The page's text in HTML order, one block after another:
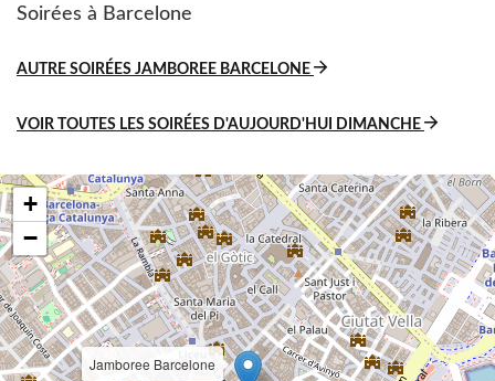
Soirées à Barcelone
AUTRE SOIRÉES JAMBOREE BARCELONE
VOIR TOUTES LES SOIRÉES D'AUJOURD'HUI DIMANCHE